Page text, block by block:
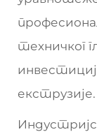
техничког
екструзије.